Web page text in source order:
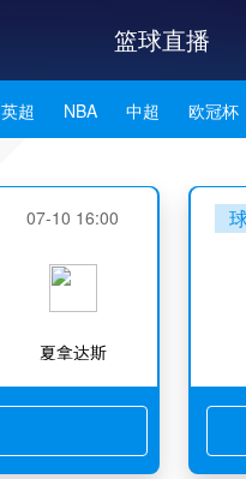
篮球直播
英超 NBA 中超 欧冠杯
07-10 16:00
夏拿达斯